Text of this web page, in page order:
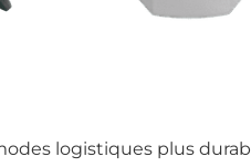
logistiques plus